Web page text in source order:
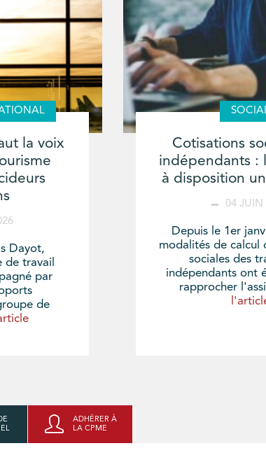
la voix
Dayot,
de travail
par
de
Cotisations
indépendants :
à disposition
04 JUIN
Depuis le 1er
modalités de calcul
sociales des
indépendants ont
rapprocher
ADHÉRER À
LA CPME